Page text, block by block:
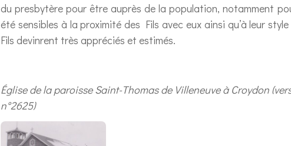
du presbytère pour être auprès de la population, notamment
été sensibles à la proximité des Fils avec eux ainsi qu’à leur
Fils devinrent très appréciés et estimés.
Église de la paroisse Saint-Thomas de Villeneuve à Croydon
n°2625)